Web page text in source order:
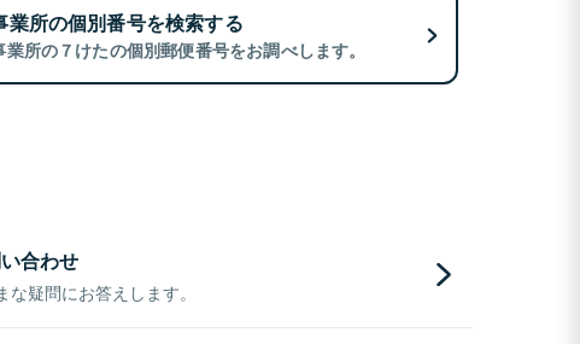
業所の個別番号を検索する
業所の７けたの個別郵便番号をお調べします。
合わせ
疑問にお答えします。